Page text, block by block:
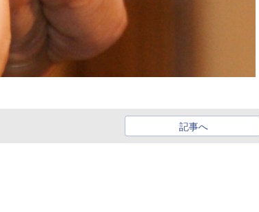
記事へ